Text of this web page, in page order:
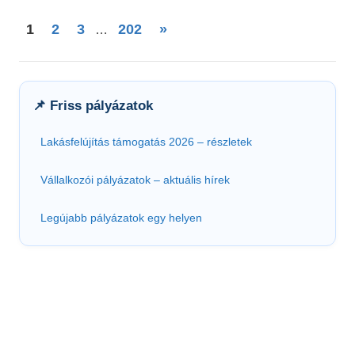
Bejegyzések
lapozása
1 2 3 … 202
Next
»
📌 Friss pályázatok
Lakásfelújítás támogatás 2026 – részletek
Vállalkozói pályázatok – aktuális hírek
Legújabb pályázatok egy helyen